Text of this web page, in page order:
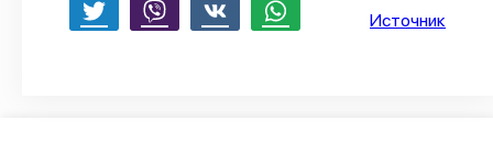
Источник